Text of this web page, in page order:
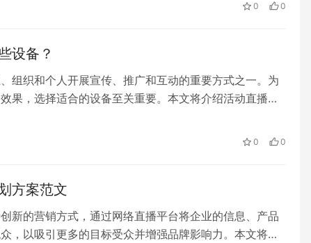
0 0
设备？
组织和个人开展宣传、推广和互动的重要方式之一。为
果，选择适合的设备至关重要。本文将介绍活动直播所
0 0
方案范文
新的营销方式，通过网络直播平台将企业的信息、产品
，以吸引更多的目标受众并增强品牌影响力。本文将介